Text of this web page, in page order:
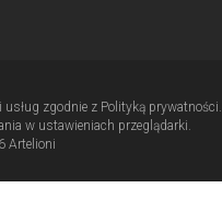
zgodnie z Polityką prywatności.
w ustawieniach przeglądarki.
Artelioni